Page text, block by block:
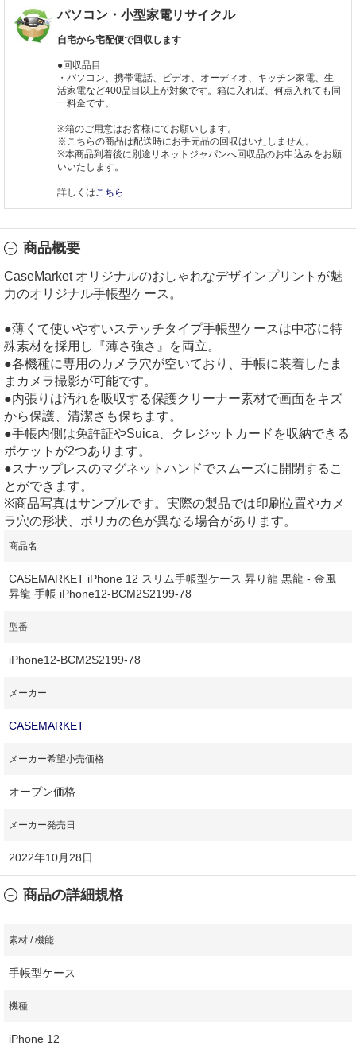
パソコン・小型家電リサイクル
自宅から宅配便で回収します
●回収品目
・パソコン、携帯電話、ビデオ、オーディオ、キッチン家電、生
活家電など400品目以上が対象です。箱に入れば、何点入れても同
一料金です。
※箱のご用意はお客様にてお願いします。
※こちらの商品は配送時にお手元品の回収はいたしません。
※本商品到着後に別途リネットジャパンへ回収品のお申込みをお願
いいたします。
詳しくはこちら
商品概要
CaseMarket オリジナルのおしゃれなデザインプリントが魅
力のオリジナル手帳型ケース。
●薄くて使いやすいステッチタイプ手帳型ケースは中芯に特
殊素材を採用し『薄さ強さ』を両立。
●各機種に専用のカメラ穴が空いており、手帳に装着したま
まカメラ撮影が可能です。
●内張りは汚れを吸収する保護クリーナー素材で画面をキズ
から保護、清潔さも保ちます。
●手帳内側は免許証やSuica、クレジットカードを収納できる
ポケットが2つあります。
●スナップレスのマグネットハンドでスムーズに開閉するこ
とができます。
※商品写真はサンプルです。実際の製品では印刷位置やカメ
ラ穴の形状、ポリカの色が異なる場合があります。
商品名
CASEMARKET iPhone 12 スリム手帳型ケース 昇り龍 黒龍 - 金風
昇龍 手帳 iPhone12-BCM2S2199-78
型番
iPhone12-BCM2S2199-78
メーカー
CASEMARKET
メーカー希望小売価格
オープン価格
メーカー発売日
2022年10月28日
商品の詳細規格
素材 / 機能
手帳型ケース
機種
iPhone 12